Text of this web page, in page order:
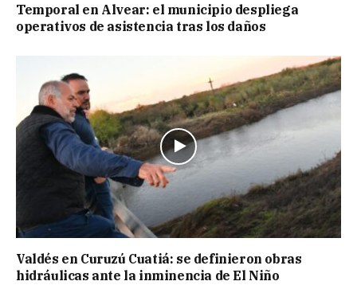
Temporal en Alvear: el municipio despliega
operativos de asistencia tras los daños
Valdés en Curuzú Cuatiá: se definieron obras
hidráulicas ante la inminencia de El Niño